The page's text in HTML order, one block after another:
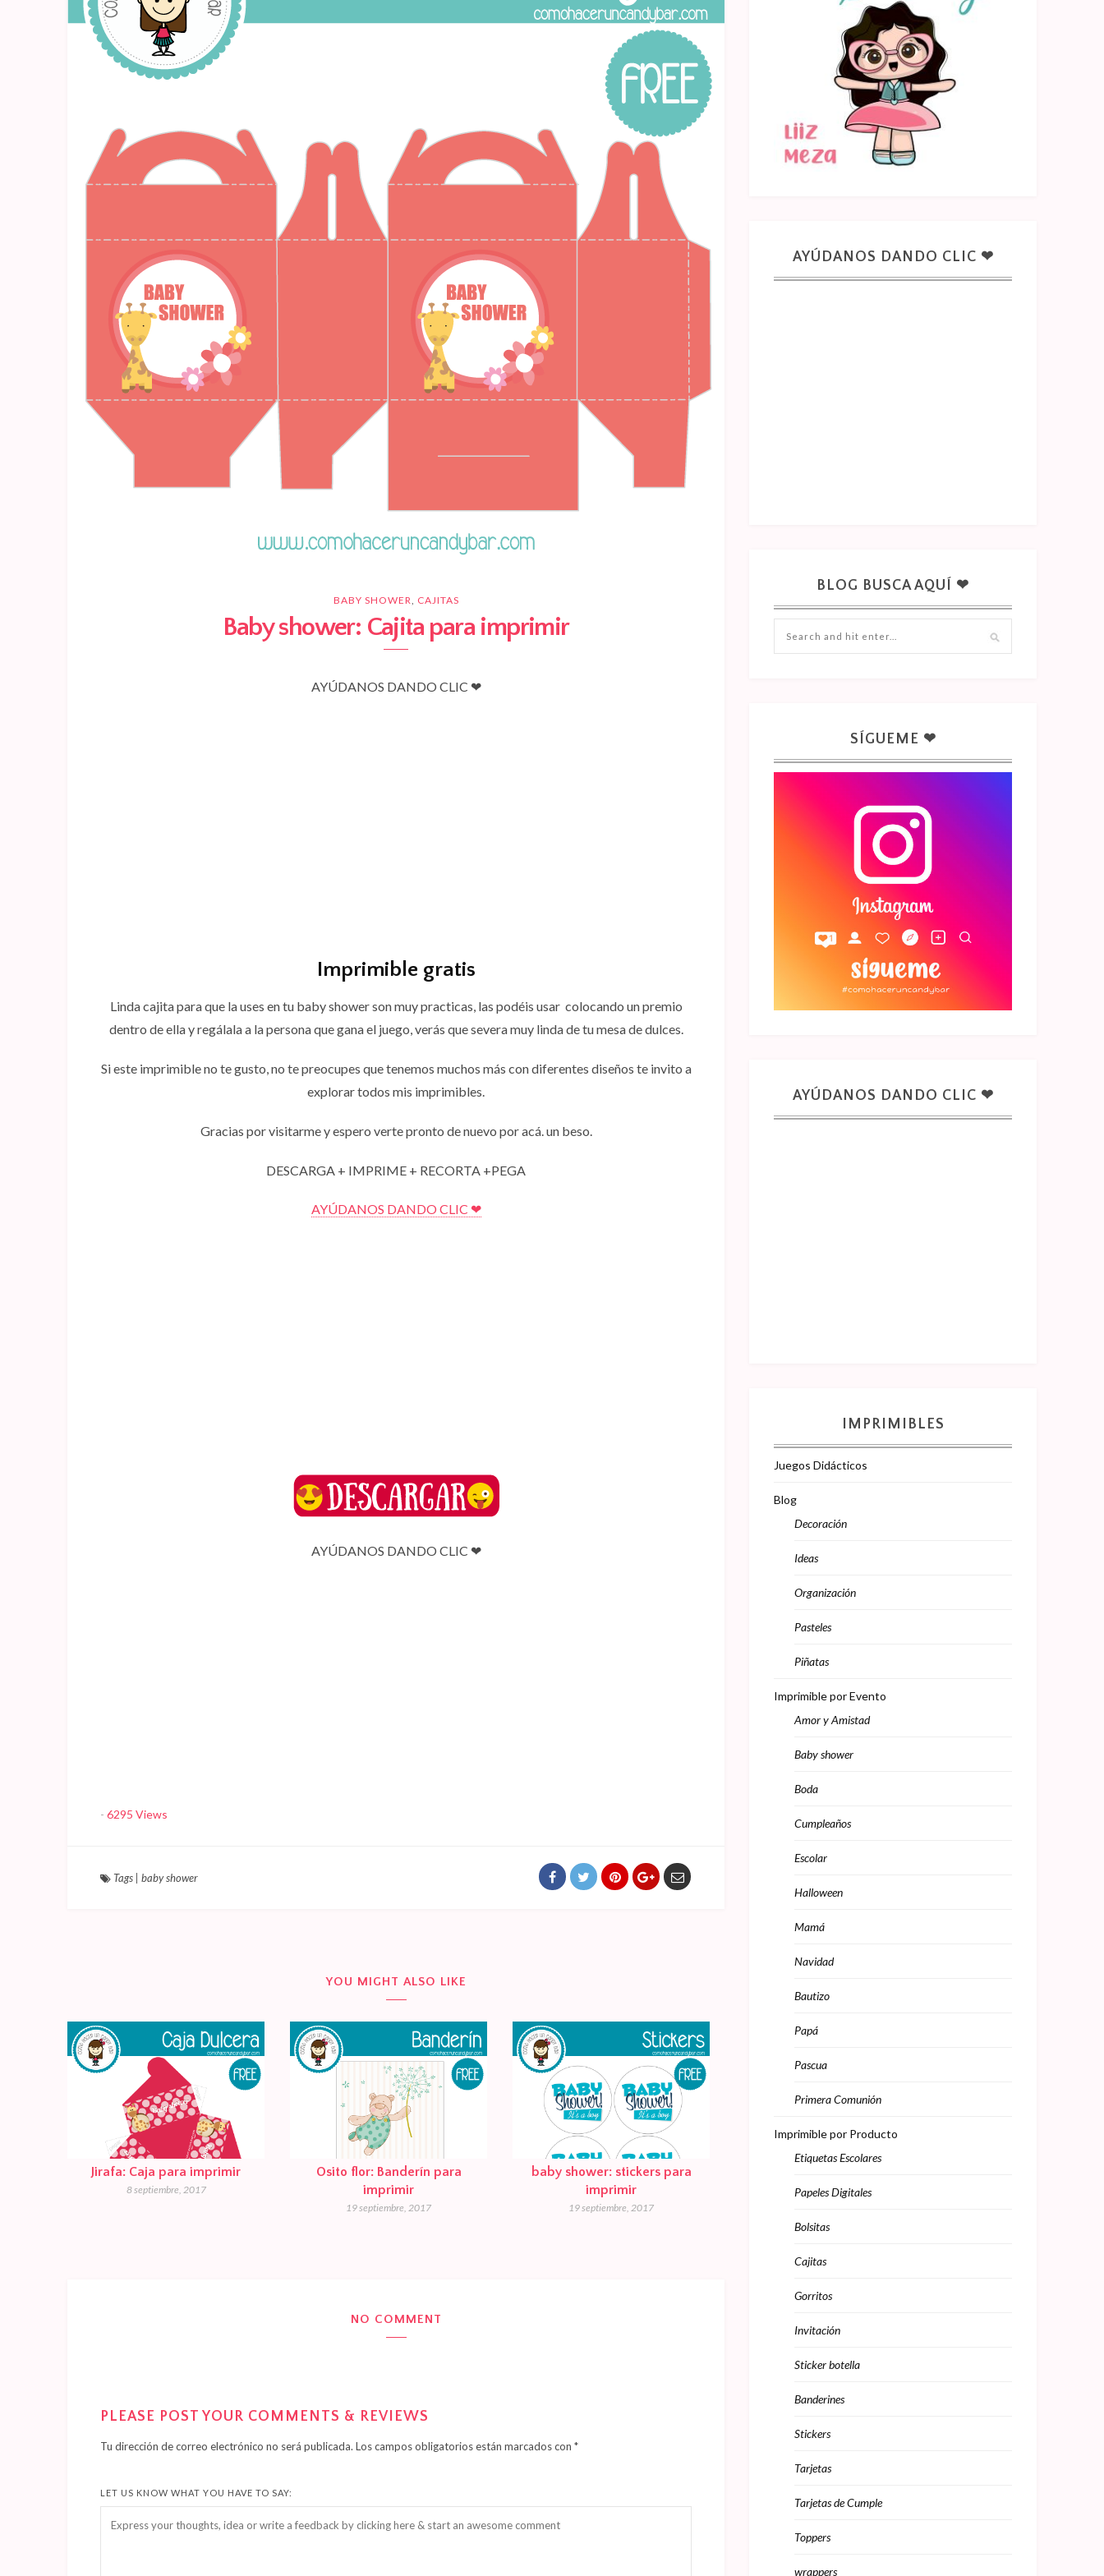
BABY SHOWER, CAJITAS
Baby shower: Cajita para imprimir
AYÚDANOS DANDO CLIC ❤
Imprimible gratis
Linda cajita para que la uses en tu baby shower son muy practicas, las podéis usar colocando un premio
dentro de ella y regálala a la persona que gana el juego, verás que severa muy linda de tu mesa de dulces.
Si este imprimible no te gusto, no te preocupes que tenemos muchos más con diferentes diseños te invito a
explorar todos mis imprimibles.
Gracias por visitarme y espero verte pronto de nuevo por acá. un beso.
DESCARGA + IMPRIME + RECORTA +PEGA
AYÚDANOS DANDO CLIC ❤
AYÚDANOS DANDO CLIC ❤
- 6295 Views
Tags baby shower
YOU MIGHT ALSO LIKE
Jirafa: Caja para imprimir
8 septiembre, 2017
Osito flor: Banderín para
imprimir
19 septiembre, 2017
baby shower: stickers para
imprimir
19 septiembre, 2017
NO COMMENT
PLEASE POST YOUR COMMENTS & REVIEWS
Tu dirección de correo electrónico no será publicada. Los campos obligatorios están marcados con *
LET US KNOW WHAT YOU HAVE TO SAY:
AYÚDANOS DANDO CLIC ❤
BLOG BUSCA AQUÍ ❤
SÍGUEME ❤
AYÚDANOS DANDO CLIC ❤
IMPRIMIBLES
Juegos Didácticos
Blog
Decoración
Ideas
Organización
Pasteles
Piñatas
Imprimible por Evento
Amor y Amistad
Baby shower
Boda
Cumpleaños
Escolar
Halloween
Mamá
Navidad
Bautizo
Papá
Pascua
Primera Comunión
Imprimible por Producto
Etiquetas Escolares
Papeles Digitales
Bolsitas
Cajitas
Gorritos
Invitación
Sticker botella
Banderines
Stickers
Tarjetas
Tarjetas de Cumple
Toppers
wrappers